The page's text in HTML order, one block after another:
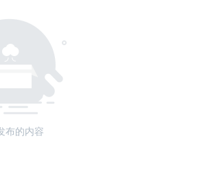
布的内容